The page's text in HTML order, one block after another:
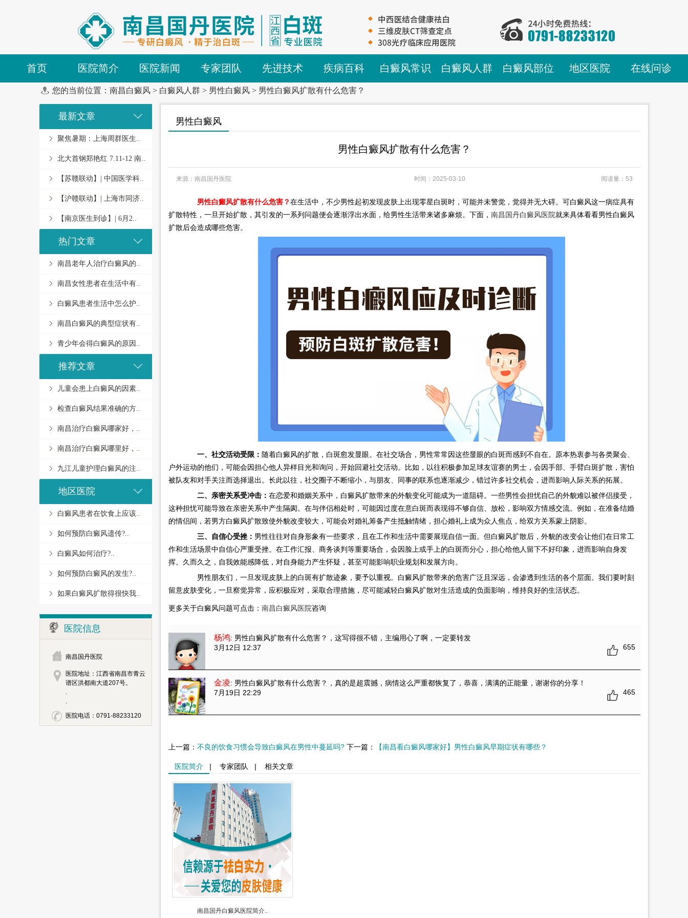
首页 医院简介 医院新闻 专家团队 先进技术 疾病百科 白癜风常识 白癜风人群 白癜风部位 地区医院 在线问诊
您的当前位置： 南昌白癜风 > 白癜风人群 > 男性白癜风 > 男性白癜风扩散有什么危害？
最新文章
聚焦暑期：上海周群医生..
北大首钢郑艳红 7.11-12 南..
【苏赣联动】| 中国医学科..
【沪赣联动】| 上海市同济..
【南京医生到诊】| 6月2..
热门文章
南昌老年人治疗白癜风的..
南昌女性患者在生活中有..
白癜风患者生活中怎么护..
南昌白癜风的典型症状有..
青少年会得白癜风的原因..
推荐文章
儿童会患上白癜风的因素..
检查白癜风结果准确的方..
南昌治疗白癜风哪家好，..
南昌治疗白癜风哪里好，..
九江儿童护理白癜风的注..
地区医院
白癜风患者在饮食上应该..
如何预防白癜风遗传?..
白癜风如何治疗?..
如何预防白癜风的发生?..
如果白癜风扩散得很快我..
医院信息
南昌国丹医院
医院地址：江西省南昌市青云
谱区洪都南大道207号。
.
.
医院电话：0791-88233120
男性白癜风
男性白癜风扩散有什么危害？
来源：南昌国丹医院 时间：2025-03-10 阅读量：53
男性白癜风扩散有什么危害？在生活中，不少男性起初发现皮肤上出现零星白斑时，可能并未警觉，觉得并无大碍。可白癜风这一病症具有
扩散特性，一旦开始扩散，其引发的一系列问题便会逐渐浮出水面，给男性生活带来诸多麻烦。下面， 南昌国丹白癜风医院就来具体看看男性白癜风
扩散后会造成哪些危害。​
一、社交活动受限： 随着白癜风的扩散，白斑愈发显眼。在社交场合，男性常常因这些显眼的白斑而感到不自在。原本热衷参与各类聚会、
户外运动的他们，可能会因担心他人异样目光和询问，开始回避社交活动。比如，以往积极参加足球友谊赛的男士，会因手部、手臂白斑扩散，害怕
被队友和对手关注而选择退出。长此以往，社交圈子不断缩小，与朋友、同事的联系也逐渐减少，错过许多社交机会，进而影响人际关系的拓展。​
二、亲密关系受冲击： 在恋爱和婚姻关系中，白癜风扩散带来的外貌变化可能成为一道阻碍。一些男性会担忧自己的外貌难以被伴侣接受，
这种担忧可能导致在亲密关系中产生隔阂。在与伴侣相处时，可能因过度在意白斑而表现得不够自信、放松，影响双方情感交流。例如，在准备结婚
的情侣间，若男方白癜风扩散致使外貌改变较大，可能会对婚礼筹备产生抵触情绪，担心婚礼上成为众人焦点，给双方关系蒙上阴影。​
三、自信心受挫： 男性往往对自身形象有一些要求，且在工作和生活中需要展现自信一面。但白癜风扩散后，外貌的改变会让他们在日常工
作和生活场景中自信心严重受挫。在工作汇报、商务谈判等重要场合，会因脸上或手上的白斑而分心，担心给他人留下不好印象，进而影响自身发
挥。久而久之，自我效能感降低，对自身能力产生怀疑，甚至可能影响职业规划和发展方向。​
男性朋友们，一旦发现皮肤上的白斑有扩散迹象，要予以重视。白癜风扩散带来的危害广泛且深远，会渗透到生活的各个层面。我们要时刻
留意皮肤变化，一旦察觉异常，应积极应对，采取合理措施，尽可能减轻白癜风扩散对生活造成的负面影响，维持良好的生活状态。
更多关于白癜风问题可点击： 南昌白癜风医院咨询
杨鸿: 男性白癜风扩散有什么危害？ ，这写得很不错，主编用心了啊，一定要转发
3月12日 12:37
655
金凌: 男性白癜风扩散有什么危害？ ，真的是超震撼，病情这么严重都恢复了，恭喜，满满的正能量，谢谢你的分享！
7月19日 22:29
465
上一篇： 不良的饮食习惯会导致白癜风在男性中蔓延吗?下一篇： 【南昌看白癜风哪家好】男性白癜风早期症状有哪些？
医院简介 | 专家团队 | 相关文章
南昌国丹白癜风医院简介..